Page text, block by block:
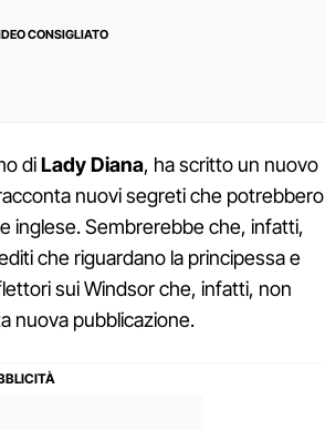
CONSIGLIATO
diLady Diana, ha scritto un nuovo
nuovi segreti che potrebbero
inglese. Sembrerebbe che, infatti,
che riguardano la principessa e
sui Windsor che, infatti, non
nuova pubblicazione.